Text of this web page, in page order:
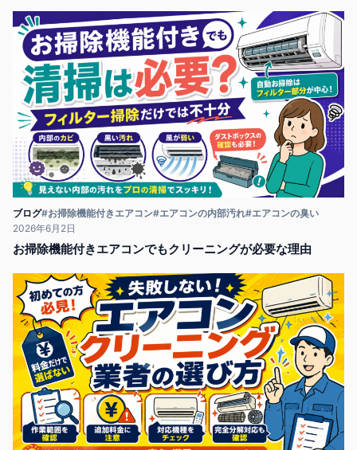
ブログ#お掃除機能付きエアコン#エアコンの内部汚れ#エアコンの臭い
2026年6月2日
お掃除機能付きエアコンでもクリーニングが必要な理由